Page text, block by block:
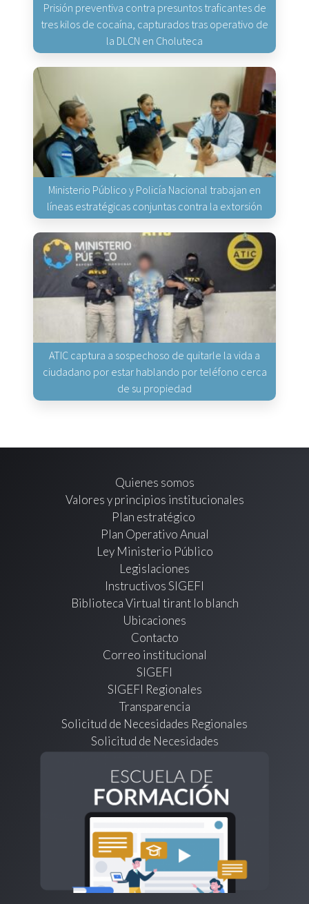
Prisión preventiva contra presuntos traficantes de
tres kilos de cocaína, capturados tras operativo de
la DLCN en Choluteca
Ministerio Público y Policía Nacional trabajan en
líneas estratégicas conjuntas contra la extorsión
ATIC captura a sospechoso de quitarle la vida a
ciudadano por estar hablando por teléfono cerca
de su propiedad
Quienes somos
Valores y principios institucionales
Plan estratégico
Plan Operativo Anual
Ley Ministerio Público
Legislaciones
Instructivos SIGEFI
Biblioteca Virtual tirant lo blanch
Ubicaciones
Contacto
Correo institucional
SIGEFI
SIGEFI Regionales
Transparencia
Solicitud de Necesidades Regionales
Solicitud de Necesidades